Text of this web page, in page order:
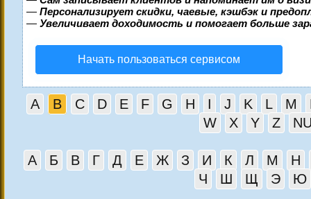
— Персонализирует скидки, чаевые, кэшбэк и
— Увеличивает доходимость и помогает больше
Начать пользоваться сервисом
A B C D E F G H I J K L M
W
X Y Z
А Б В Г Д Е Ж З И К Л М
Н
Ч
Ш Щ Э Ю